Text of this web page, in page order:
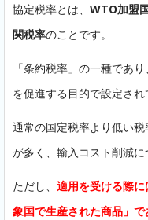
協定税率とは、 WTO加盟
関税率のことです。
「条約税率」の一種であ
を促進する目的で設定され
通常の国定税率より低い
が多く、輸入コスト削減に
ただし、 適用を受ける際
象国で生産された商品」